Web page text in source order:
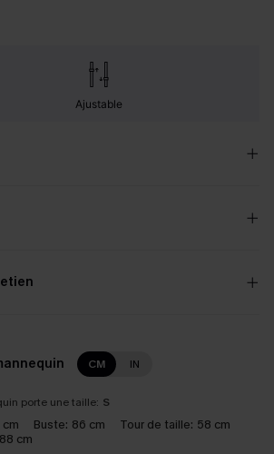
Ajustable
CM IN
porte une taille: S
cm Buste: 86 cm Tour de taille: 58 cm
88 cm